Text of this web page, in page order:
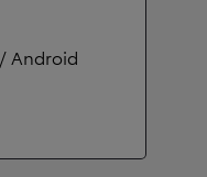
Android